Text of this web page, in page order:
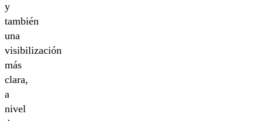
y
también
una
visibilización
más
clara,
a
nivel